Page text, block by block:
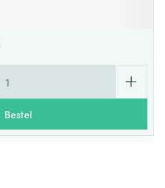
Bestel